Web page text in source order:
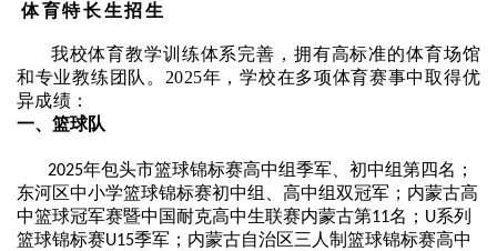
体育特长生招生
我校体育教学训练体系完善，拥有高标准的体育场馆
和专业教练团队。 2025年，学校在多项体育赛事中取得优
异成绩：
一、篮球队
2025年包头市篮球锦标赛高中组季军、初中组第四名；
东河区中小学篮球锦标赛初中组、高中组双冠军；内蒙古高
中篮球冠军赛暨中国耐克高中生联赛内蒙古第11名； U系列
篮球锦标赛U15季军；内蒙古自治区三人制篮球锦标赛高中